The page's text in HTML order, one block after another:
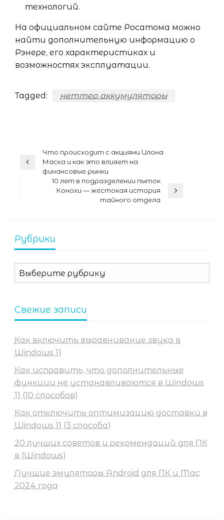
технологий.
На официальном сайте Росатома можно
найти дополнительную информацию о
Рэнере, его характеристиках и
возможностях эксплуатации.
Tagged: неттер аккумуляторы
Навигация
по
записям
Previous
Что происходит с акциями Илона
Маска и как это влияет на
финансовые рынки
10 лет в подразделении пыток
Конохи — жестокая история
тайного отдела
Рубрики
Рубрики
Свежие записи
Как включить выравнивание звука в
Windows 11
Как исправить, что дополнительные
функции не устанавливаются в Windows
11 (10 способов)
Как отключить оптимизацию доставки в
Windows 11 (3 способа)
20 лучших советов и рекомендаций для ПК
в (Windows)
Лучшие эмуляторы Android для ПК и Mac
2024 года